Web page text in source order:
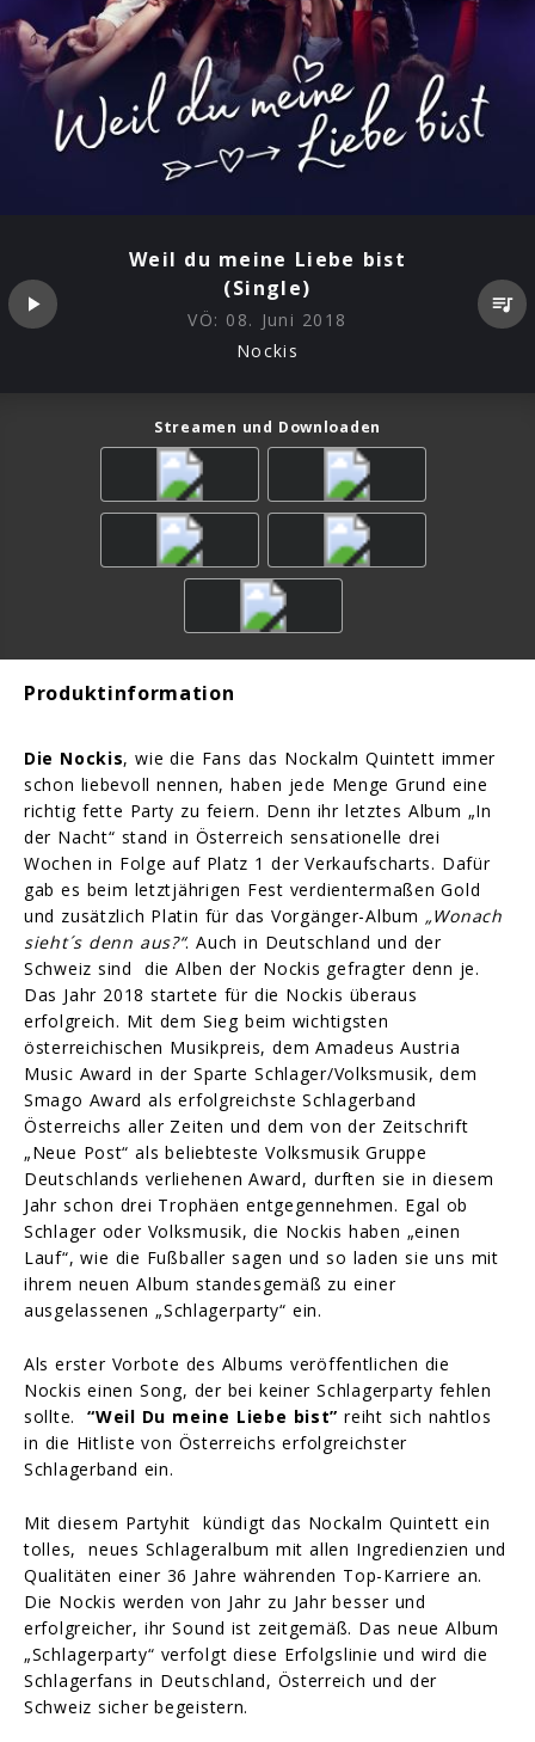
Weil du meine Liebe bist
(Single)
VÖ: 08. Juni 2018
Nockis
Streamen und Downloaden
Produktinformation
Die Nockis, wie die Fans das Nockalm Quintett immer
schon liebevoll nennen, haben jede Menge Grund eine
richtig fette Party zu feiern. Denn ihr letztes Album „In
der Nacht“ stand in Österreich sensationelle drei
Wochen in Folge auf Platz 1 der Verkaufscharts. Dafür
gab es beim letztjährigen Fest verdientermaßen Gold
und zusätzlich Platin für das Vorgänger-Album „Wonach
sieht´s denn aus?“. Auch in Deutschland und der
Schweiz sind die Alben der Nockis gefragter denn je.
Das Jahr 2018 startete für die Nockis überaus
erfolgreich. Mit dem Sieg beim wichtigsten
österreichischen Musikpreis, dem Amadeus Austria
Music Award in der Sparte Schlager/Volksmusik, dem
Smago Award als erfolgreichste Schlagerband
Österreichs aller Zeiten und dem von der Zeitschrift
„Neue Post“ als beliebteste Volksmusik Gruppe
Deutschlands verliehenen Award, durften sie in diesem
Jahr schon drei Trophäen entgegennehmen. Egal ob
Schlager oder Volksmusik, die Nockis haben „einen
Lauf“, wie die Fußballer sagen und so laden sie uns mit
ihrem neuen Album standesgemäß zu einer
ausgelassenen „Schlagerparty“ ein.
Als erster Vorbote des Albums veröffentlichen die
Nockis einen Song, der bei keiner Schlagerparty fehlen
sollte.“Weil Du meine Liebe bist” reiht sich nahtlos
in die Hitliste von Österreichs erfolgreichster
Schlagerband ein.
Mit diesem Partyhit kündigt das Nockalm Quintett ein
tolles, neues Schlageralbum mit allen Ingredienzien und
Qualitäten einer 36 Jahre währenden Top-Karriere an.
Die Nockis werden von Jahr zu Jahr besser und
erfolgreicher, ihr Sound ist zeitgemäß. Das neue Album
„Schlagerparty“ verfolgt diese Erfolgslinie und wird die
Schlagerfans in Deutschland, Österreich und der
Schweiz sicher begeistern.